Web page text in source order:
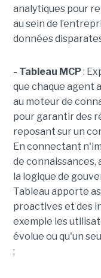
analytiques pour
au sein de
données
- Tableau MCP:
que chaque agent
au moteur de
pour garantir des
reposant sur un
En connectant
de
la logique de
Tableau apporte
proactives et des
exemple les
évolue ou qu'un
;